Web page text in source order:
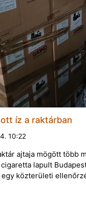
íz a raktárban
10:22
ajtaja mögött több
lapult
közterületi